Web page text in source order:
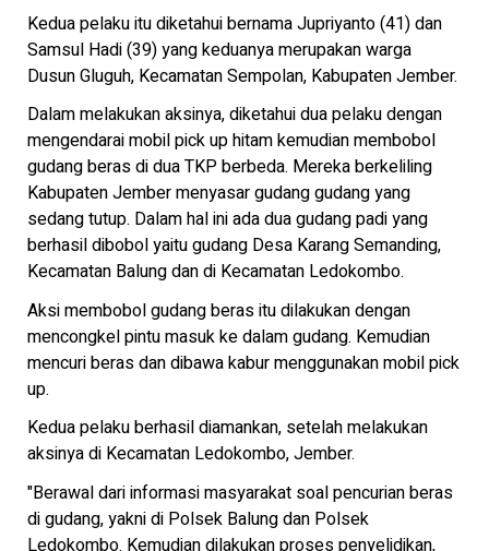
Kedua pelaku itu diketahui bernama Jupriyanto (41) dan
Samsul Hadi (39) yang keduanya merupakan warga
Dusun Gluguh, Kecamatan Sempolan, Kabupaten Jember.
Dalam melakukan aksinya, diketahui dua pelaku dengan
mengendarai mobil pick up hitam kemudian membobol
gudang beras di dua TKP berbeda. Mereka berkeliling
Kabupaten Jember menyasar gudang gudang yang
sedang tutup. Dalam hal ini ada dua gudang padi yang
berhasil dibobol yaitu gudang Desa Karang Semanding,
Kecamatan Balung dan di Kecamatan Ledokombo.
Aksi membobol gudang beras itu dilakukan dengan
mencongkel pintu masuk ke dalam gudang. Kemudian
mencuri beras dan dibawa kabur menggunakan mobil pick
up.
Kedua pelaku berhasil diamankan, setelah melakukan
aksinya di Kecamatan Ledokombo, Jember.
"Berawal dari informasi masyarakat soal pencurian beras
di gudang, yakni di Polsek Balung dan Polsek
Ledokombo. Kemudian dilakukan proses penyelidikan,